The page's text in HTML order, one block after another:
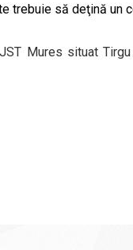
trebuie să deţină un
Mures situatTirgu